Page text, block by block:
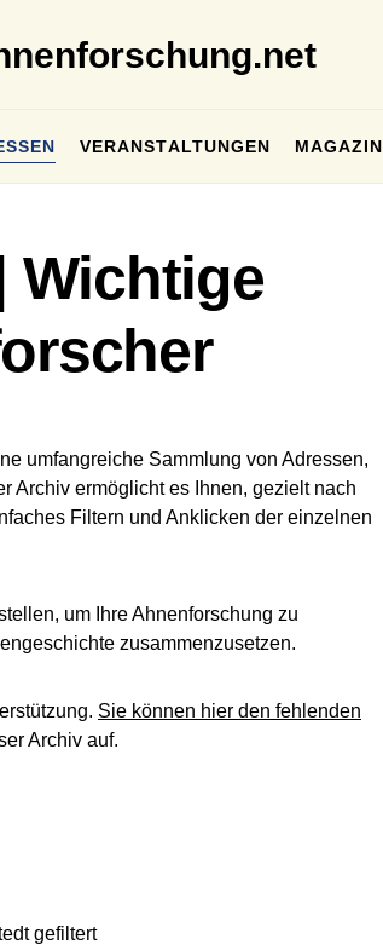
VERANSTALTUNGEN MAGAZIN
Wichtige
umfangreiche Sammlung von Adressen,
Archiv ermöglicht es Ihnen, gezielt nach
Filtern und Anklicken der einzelnen
um Ihre Ahnenforschung zu
zusammenzusetzen.
Sie können hier den fehlenden
Archiv auf.
gefiltert